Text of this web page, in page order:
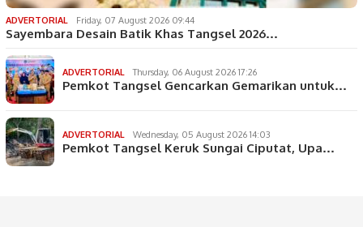
ADVERTORIAL Friday, 07 August 2026 09:44
Sayembara Desain Batik Khas Tangsel 2026…
ADVERTORIAL Thursday, 06 August 2026 17:26
Pemkot Tangsel Gencarkan Gemarikan untuk…
ADVERTORIAL Wednesday, 05 August 2026 14:03
Pemkot Tangsel Keruk Sungai Ciputat, Upa…